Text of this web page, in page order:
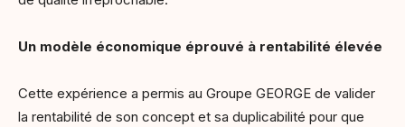
Un modèle économique éprouvé à rentabilité élevée
Cette expérience a permis au Groupe GEORGE de valider
la rentabilité de son concept et sa duplicabilité pour que